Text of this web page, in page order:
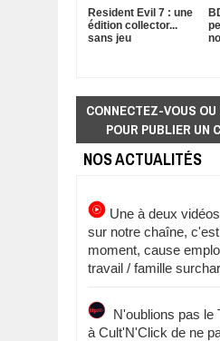
Resident Evil 7 : une
édition collector...
sans jeu
CONNECTEZ-VOUS
POUR PUBLIER UN
NOS ACTUALITÉS
Une à deux
sur notre chaîne,
moment, cause
travail / famille
N'oublions pas le
à Cult'N'Click de ne